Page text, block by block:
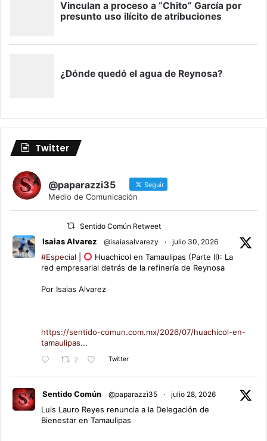
Twitter
@paparazzi35 Seguir
Medio de Comunicación
Sentido Común Retweet
Isaias Alvarez @isaiasalvarezy · julio 30, 2026
#Especial
Huachicol en Tamaulipas (Parte II): La
red empresarial detrás de la refinería de Reynosa
Por Isaias Alvarez
https://sentido-comun.com.mx/2026/07/huachicol-en-
tamaulipas...
2 Twitter
Sentido Común @paparazzi35 · julio 28, 2026
Luis Lauro Reyes renuncia a la Delegación de
Bienestar en Tamaulipas